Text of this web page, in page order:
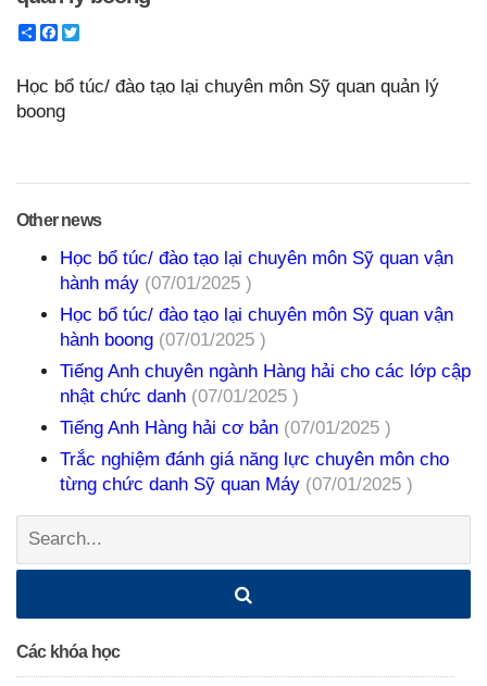
ShareFacebook
Học bổ túc/ đào tạo lại chuyên môn Sỹ quan quản lý
boong
Other news
Học bổ túc/ đào tạo lại chuyên môn Sỹ quan vận
hành máy (07/01/2025 )
Học bổ túc/ đào tạo lại chuyên môn Sỹ quan vận
hành boong (07/01/2025 )
Tiếng Anh chuyên ngành Hàng hải cho các lớp cập
nhật chức danh (07/01/2025 )
Tiếng Anh Hàng hải cơ bản (07/01/2025 )
Trắc nghiệm đánh giá năng lực chuyên môn cho
từng chức danh Sỹ quan Máy (07/01/2025 )
Search:
Các khóa học